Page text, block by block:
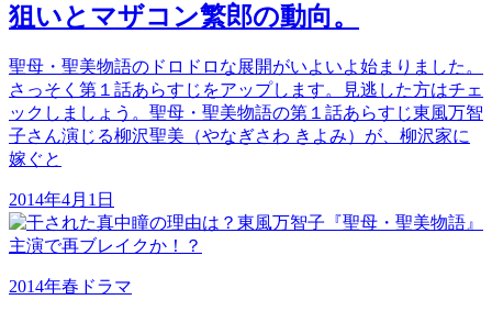
狙いとマザコン繁郎の動向。
聖母・聖美物語のドロドロな展開がいよいよ始まりました。
さっそく第１話あらすじをアップします。見逃した方はチェ
ックしましょう。聖母・聖美物語の第１話あらすじ東風万智
子さん演じる柳沢聖美（やなぎさわ きよみ）が、柳沢家に
嫁ぐと
2014年4月1日
2014年春ドラマ